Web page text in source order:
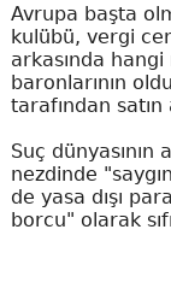
Avrupa başta
kulübü, vergi
arkasında
baronlarının
tarafından satın
Suç
nezdinde
de yasa dışı
borcu" olarak